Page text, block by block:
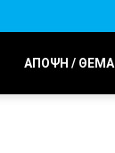
ΑΠΟΨΗ / ΘΕΜΑ